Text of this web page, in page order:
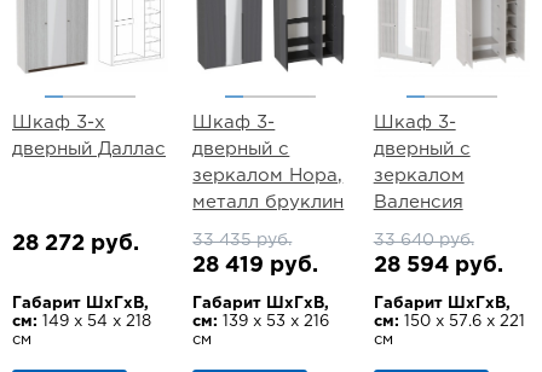
Шкаф 3-х
дверный Даллас
28 272 руб.
Габарит ШхГхВ,
см: 149 х 54 х 218
см
Шкаф 3-
дверный с
зеркалом Нора,
металл бруклин
33 435 руб.
28 419 руб.
Габарит ШхГхВ,
см:
139 х 53 х 216
см
Шкаф 3-
дверный с
зеркалом
Валенсия
33 640 руб.
28 594 руб.
Габарит ШхГхВ,
см: 150 х 57.6 х 221
см